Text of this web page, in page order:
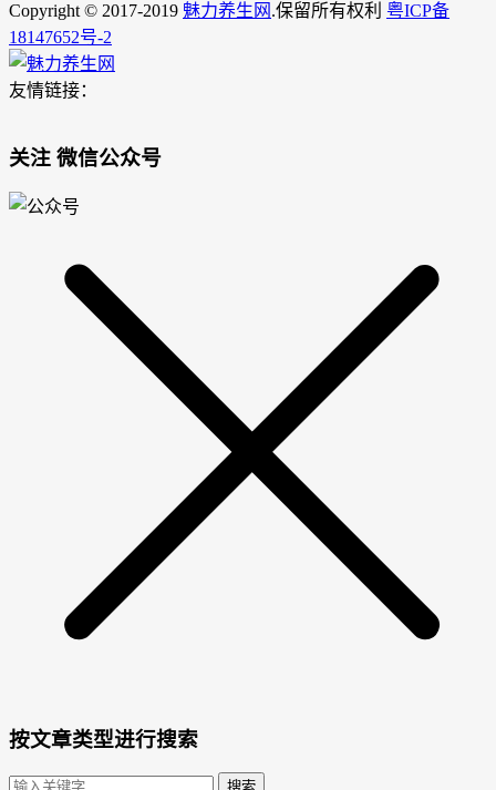
Copyright © 2017-2019 魅力养生网 .保留所有权利 粤ICP备
18147652号-2
友情链接：
关注 微信公众号
按文章类型进行搜索